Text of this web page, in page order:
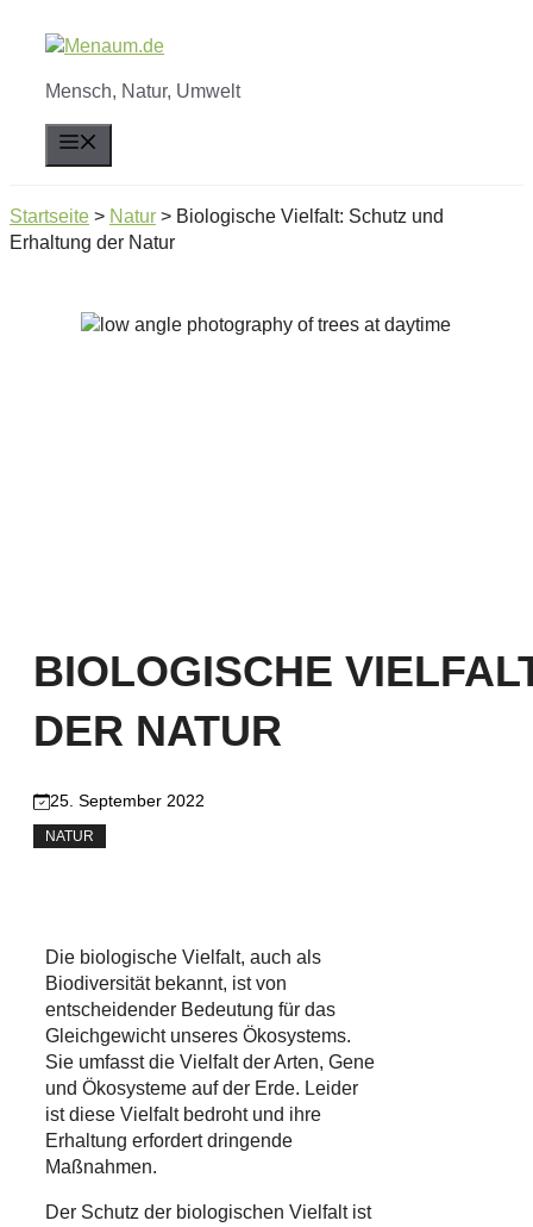
Inhalt
Mensch, Natur, Umwelt
Startseite > Natur > Biologische Vielfalt: Schutz und
Erhaltung der Natur
BIOLOGISCHE
DER NATUR
25. September 2022
NATUR
Die biologische Vielfalt, auch als
Biodiversität bekannt, ist von
entscheidender Bedeutung für das
Gleichgewicht unseres Ökosystems.
Sie umfasst die Vielfalt der Arten, Gene
und Ökosysteme auf der Erde. Leider
ist diese Vielfalt bedroht und ihre
Erhaltung erfordert dringende
Maßnahmen.
Der Schutz der biologischen Vielfalt ist